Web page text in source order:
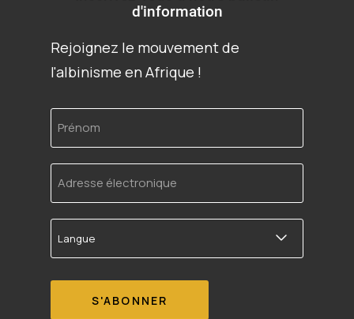
d'information
Rejoignez le mouvement de
l'albinisme en Afrique !
Prénom
Adresse
électronique
Langue